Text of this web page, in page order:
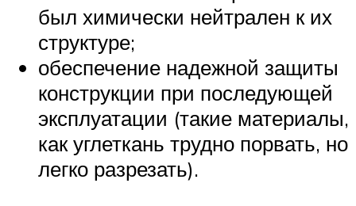
был химически нейтрален к их
структуре;
обеспечение надежной защиты
конструкции при последующей
эксплуатации (такие материалы,
как углеткань трудно порвать, но
легко разрезать).